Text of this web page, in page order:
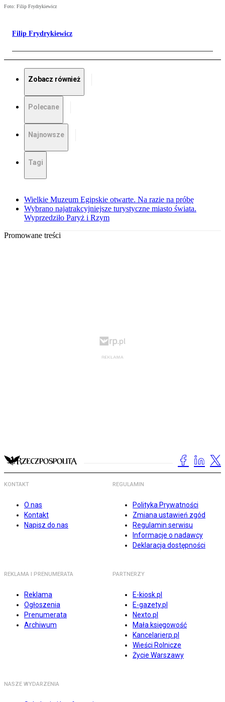
Foto: Filip Frydrykiewicz
Filip Frydrykiewicz
Zobacz również
Polecane
Najnowsze
Tagi
Wielkie Muzeum Egipskie otwarte. Na razie na próbę
Wybrano najatrakcyjniejsze turystyczne miasto świata.
Wyprzedziło Paryż i Rzym
Promowane treści
KONTAKT
O nas
Kontakt
Napisz do nas
REGULAMIN
Polityka Prywatności
Zmiana ustawień zgód
Regulamin serwisu
Informacje o nadawcy
Deklaracja dostępności
REKLAMA I PRENUMERATA
Reklama
Ogłoszenia
Prenumerata
Archiwum
PARTNERZY
E-kiosk.pl
E-gazety.pl
Nexto.pl
Mała księgowość
Kancelarierp.pl
Wieści Rolnicze
Życie Warszawy
NASZE WYDARZENIA